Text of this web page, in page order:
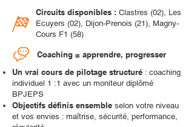
Circuits disponibles : Clastres (02), Les
Ecuyers (02), Dijon-Prenois (21), Magny-
Cours F1 (58)
Coaching = apprendre, progresser
Un vrai cours de pilotage structuré : coaching
individuel 1 :1 avec un moniteur diplômé
BPJEPS
Objectifs définis ensemble selon votre niveau
et vos envies : maîtrise, sécurité, performance,